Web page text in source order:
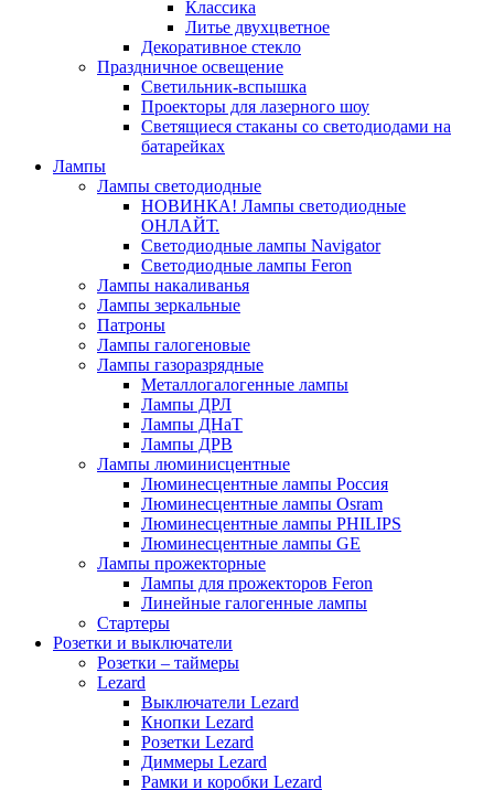
Классика
Литье двухцветное
Декоративное стекло
Праздничное освещение
Светильник-вспышка
Проекторы для лазерного шоу
Светящиеся стаканы со светодиодами на
батарейках
Лампы
Лампы светодиодные
НОВИНКА! Лампы светодиодные
ОНЛАЙТ.
Светодиодные лампы Navigator
Светодиодные лампы Feron
Лампы накаливанья
Лампы зеркальные
Патроны
Лампы галогеновые
Лампы газоразрядные
Металлогалогенные лампы
Лампы ДРЛ
Лампы ДНаТ
Лампы ДРВ
Лампы люминисцентные
Люминесцентные лампы Россия
Люминесцентные лампы Osram
Люминесцентные лампы PHILIPS
Люминесцентные лампы GE
Лампы прожекторные
Лампы для прожекторов Feron
Линейные галогенные лампы
Стартеры
Розетки и выключатели
Розетки – таймеры
Lezard
Выключатели Lezard
Кнопки Lezard
Розетки Lezard
Диммеры Lezard
Рамки и коробки Lezard